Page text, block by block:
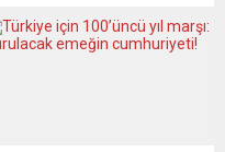
içerisinde tartışma çıktı.
Merkez yöneticileri, istifa